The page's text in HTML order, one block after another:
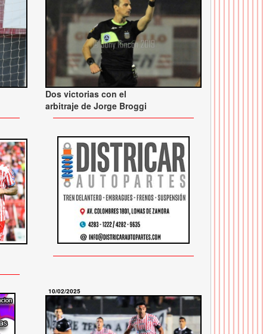
Dos victorias con el
arbitraje de Jorge Broggi
10/02/2025